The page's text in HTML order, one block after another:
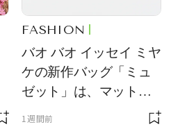
FASHION
バオ バオ イッセイ ミヤ
ケの新作バッグ「ミュ
ゼット」は、マットな
1週間前